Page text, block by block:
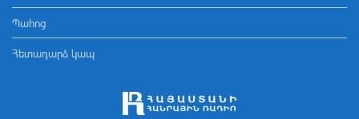
Պահոց
Հետադարձ կապ